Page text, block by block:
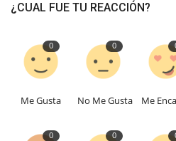
¿CUAL FUE TU REACCIÓN?
0
Me Gusta
0
No Me Gusta Me
0 0